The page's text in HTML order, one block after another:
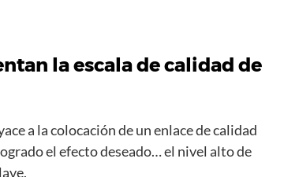
la escala de calidad de
a la colocación de un enlace de calidad
el efecto deseado… el nivel alto de